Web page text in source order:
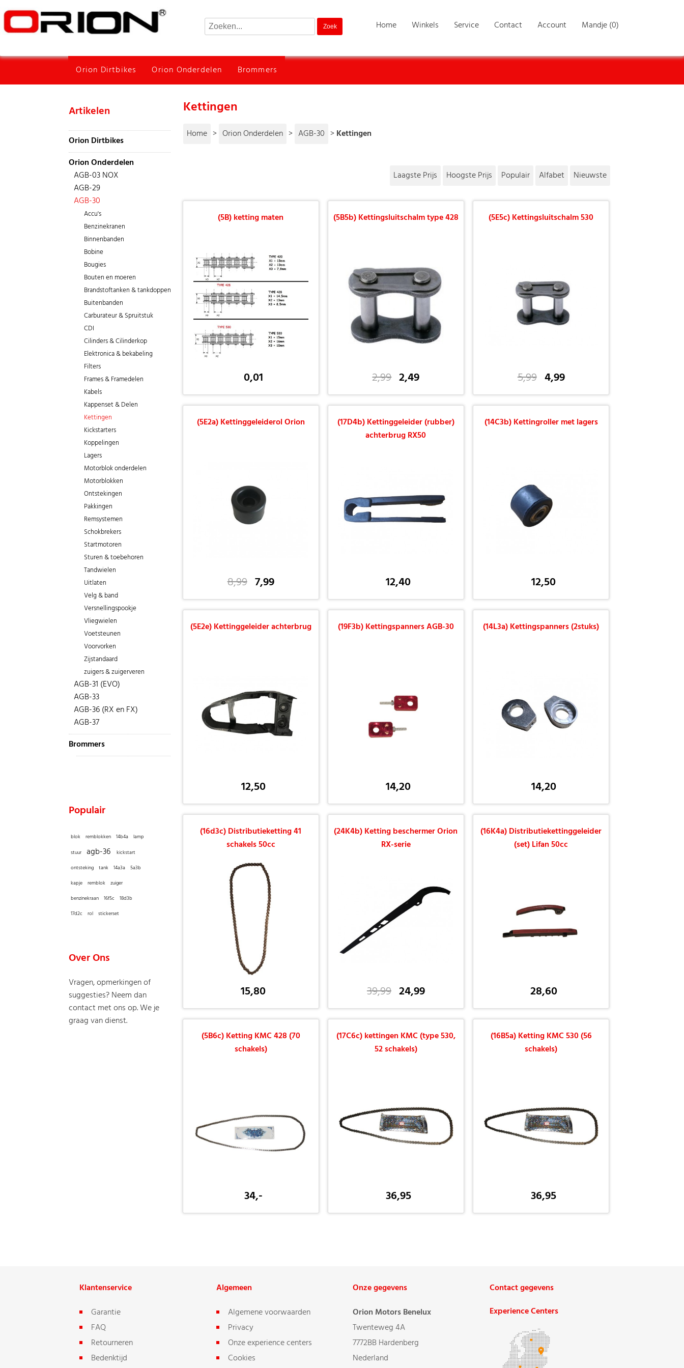
Home Winkels Service Contact Account Mandje (0)
Orion Dirtbikes Orion Onderdelen Brommers
Artikelen
Orion Dirtbikes
Orion Onderdelen
AGB-03 NOX
AGB-29
AGB-30
Accu's
Benzinekranen
Binnenbanden
Bobine
Bougies
Bouten en moeren
Brandstoftanken & tankdoppen
Buitenbanden
Carburateur & Spruitstuk
CDI
Cilinders & Cilinderkop
Elektronica & bekabeling
Filters
Frames & Framedelen
Kabels
Kappenset & Delen
Kettingen
Kickstarters
Koppelingen
Lagers
Motorblok onderdelen
Motorblokken
Ontstekingen
Pakkingen
Remsystemen
Schokbrekers
Startmotoren
Sturen & toebehoren
Tandwielen
Uitlaten
Velg & band
Versnellingspookje
Vliegwielen
Voetsteunen
Voorvorken
Zijstandaard
zuigers & zuigerveren
AGB-31 (EVO)
AGB-33
AGB-36 (RX en FX)
AGB-37
Brommers
Populair
blok remblokken 14b4a
lamp
stuur
agb-36
kickstart
ontsteking
tank 14a3a
5a3b
kapje
remblok
zuiger
benzinekraan
16f5c
18d3b
17d2c
rol stickerset
Over Ons
Vragen, opmerkingen of
suggesties? Neem dan
contact met ons op. We je
graag van dienst.
Kettingen
Home > Orion Onderdelen > AGB-30 >Kettingen
Laagste Prijs Hoogste Prijs Populair Alfabet Nieuwste
(5B) ketting maten
0,01
(5B5b) Kettingsluitschalm type 428
2,99 2,49
(5E5c) Kettingsluitschalm 530
5,99 4,99
(5E2a) Kettinggeleiderol Orion
8,99 7,99
(17D4b) Kettinggeleider (rubber)
achterbrug RX50
12,40
(14C3b) Kettingroller met lagers
12,50
(5E2e) Kettinggeleider achterbrug
12,50
(19F3b) Kettingspanners AGB-30
14,20
(14L3a) Kettingspanners (2stuks)
14,20
(16d3c) Distributieketting 41
schakels 50cc
15,80
(24K4b) Ketting beschermer Orion
RX-serie
39,99 24,99
(16K4a) Distributiekettinggeleider
(set) Lifan 50cc
28,60
(5B6c) Ketting KMC 428 (70
schakels)
34,-
(17C6c) kettingen KMC (type 530,
52 schakels)
36,95
(16B5a) Ketting KMC 530 (56
schakels)
36,95
Klantenservice
Garantie
FAQ
Retourneren
Bedenktijd
Algemeen
Algemene voorwaarden
Privacy
Onze experience centers
Cookies
Onze gegevens
Orion Motors Benelux
Twenteweg 4A
7772BB Hardenberg
Nederland
Contact gegevens
Experience Centers